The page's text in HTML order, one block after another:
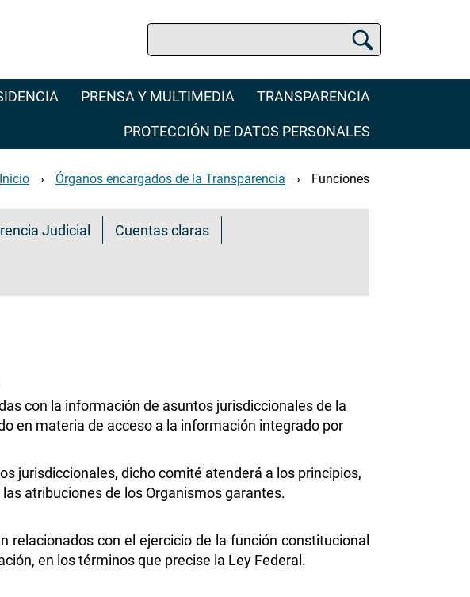
PRENSA Y MULTIMEDIA TRANSPARENCIA
PROTECCIÓN DE DATOS PERSONALES
Inicio Órganos encargados de la Transparencia Funciones
Judicial Cuentas claras
con la información de asuntos jurisdiccionales de la
en materia de acceso a la información integrado por
jurisdiccionales, dicho comité atenderá a los principios,
atribuciones de los Organismos garantes.
con el ejercicio de la función constitucional
en los términos que precise la Ley Federal.